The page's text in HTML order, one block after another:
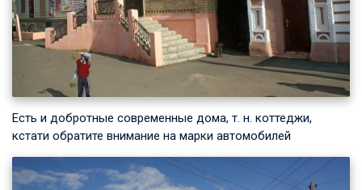
Есть и добротные современные дома, т. н. коттеджи,
кстати обратите внимание на марки автомобилей